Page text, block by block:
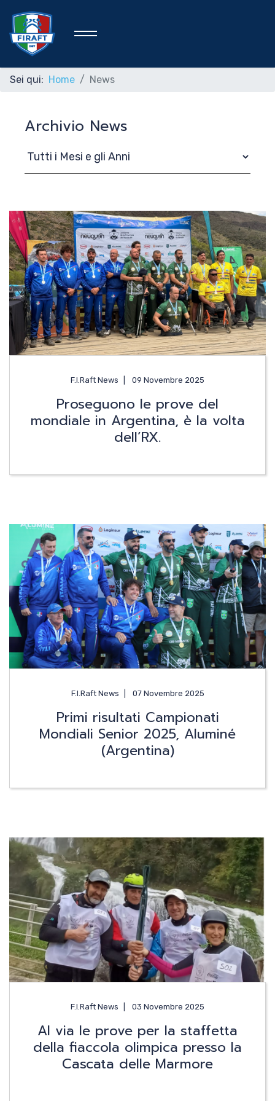
Home
Federazione
Discipline Federali
Formazione
News
Media
Documenti
Tesseramento e
Federazione
Contatti
Sei qui: Home News
Archivio News
F.I.Raft News 09 Novembre 2025
Proseguono le prove del
mondiale in Argentina, è la volta
dell’RX.
F.I.Raft News 07 Novembre 2025
Primi risultati Campionati
Mondiali Senior 2025, Aluminé
(Argentina)
F.I.Raft News 03 Novembre 2025
Al via le prove per la staffetta
della fiaccola olimpica presso la
Cascata delle Marmore